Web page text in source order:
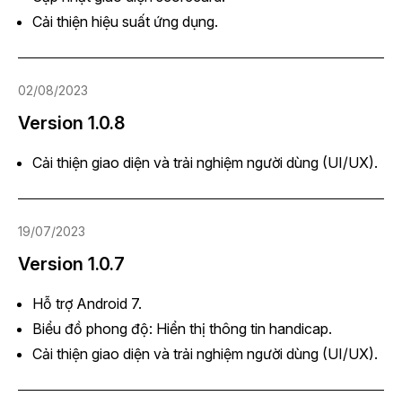
Cải thiện hiệu suất ứng dụng.
02/08/2023
Version 1.0.8
Cải thiện giao diện và trải nghiệm người dùng (UI/UX).
19/07/2023
Version 1.0.7
Hỗ trợ Android 7.
Biểu đồ phong độ: Hiển thị thông tin handicap.
Cải thiện giao diện và trải nghiệm người dùng (UI/UX).